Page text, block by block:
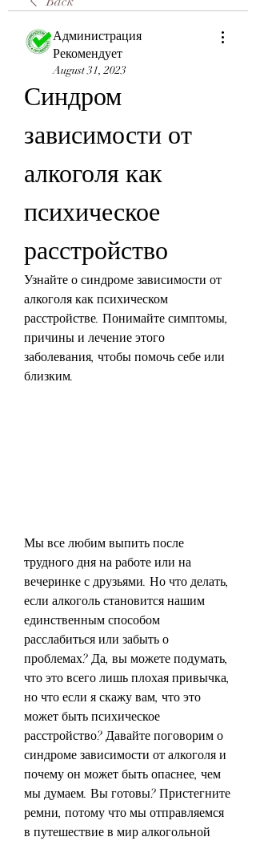
Администрация
Рекомендует
August 31, 2023
Синдром
зависимости от
алкоголя как
психическое
расстройство
Узнайте о синдроме зависимости от
алкоголя как психическом
расстройстве. Понимайте симптомы,
причины и лечение этого
заболевания, чтобы помочь себе или
близким.
Мы все любим выпить после
трудного дня на работе или на
вечеринке с друзьями. Но что делать,
если алкоголь становится нашим
единственным способом
расслабиться или забыть о
проблемах? Да, вы можете подумать,
что это всего лишь плохая привычка,
но что если я скажу вам, что это
может быть психическое
расстройство? Давайте поговорим о
синдроме зависимости от алкоголя и
почему он может быть опаснее, чем
мы думаем. Вы готовы? Пристегните
ремни, потому что мы отправляемся
в путешествие в мир алкогольной